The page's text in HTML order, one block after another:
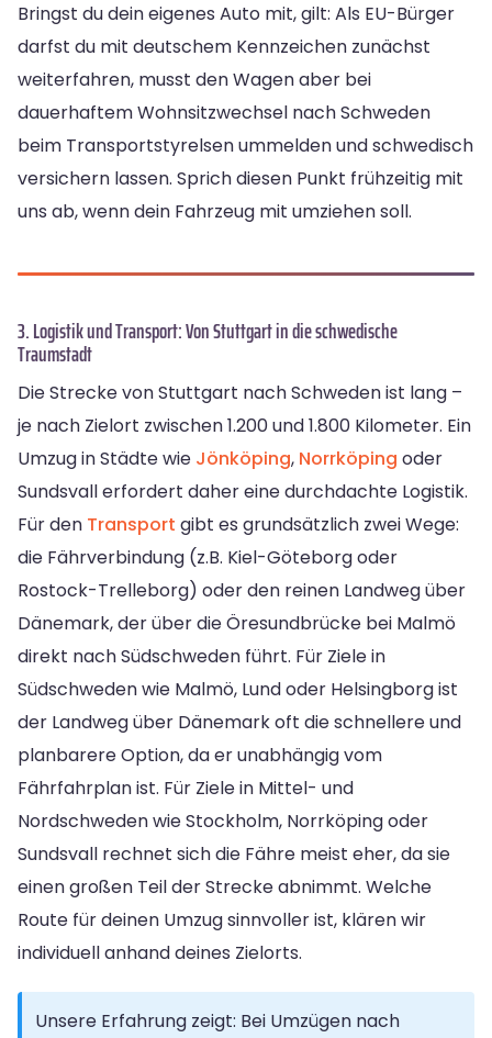
Bringst du dein eigenes Auto mit, gilt: Als EU-Bürger
darfst du mit deutschem Kennzeichen zunächst
weiterfahren, musst den Wagen aber bei
dauerhaftem Wohnsitzwechsel nach Schweden
beim Transportstyrelsen ummelden und schwedisch
versichern lassen. Sprich diesen Punkt frühzeitig mit
uns ab, wenn dein Fahrzeug mit umziehen soll.
3. Logistik und Transport: Von Stuttgart in die schwedische
Traumstadt
Die Strecke von Stuttgart nach Schweden ist lang –
je nach Zielort zwischen 1.200 und 1.800 Kilometer. Ein
Umzug in Städte wie Jönköping, Norrköping oder
Sundsvall erfordert daher eine durchdachte Logistik.
Für den Transport gibt es grundsätzlich zwei Wege:
die Fährverbindung (z.B. Kiel-Göteborg oder
Rostock-Trelleborg) oder den reinen Landweg über
Dänemark, der über die Öresundbrücke bei Malmö
direkt nach Südschweden führt. Für Ziele in
Südschweden wie Malmö, Lund oder Helsingborg ist
der Landweg über Dänemark oft die schnellere und
planbarere Option, da er unabhängig vom
Fährfahrplan ist. Für Ziele in Mittel- und
Nordschweden wie Stockholm, Norrköping oder
Sundsvall rechnet sich die Fähre meist eher, da sie
einen großen Teil der Strecke abnimmt. Welche
Route für deinen Umzug sinnvoller ist, klären wir
individuell anhand deines Zielorts.
Unsere Erfahrung zeigt: Bei Umzügen nach